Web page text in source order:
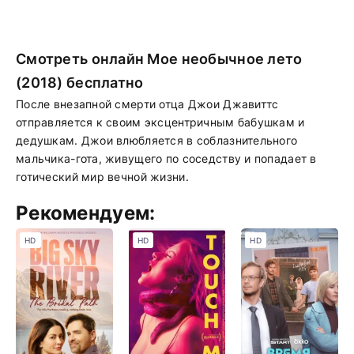
Смотреть онлайн Мое необычное лето
(2018) бесплатно
После внезапной смерти отца Джои Джавиттс
отправляется к своим эксцентричным бабушкам и
дедушкам. Джои влюбляется в соблазнительного
мальчика-гота, живущего по соседству и попадает в
готический мир вечной жизни.
Рекомендуем:
HD HD HD